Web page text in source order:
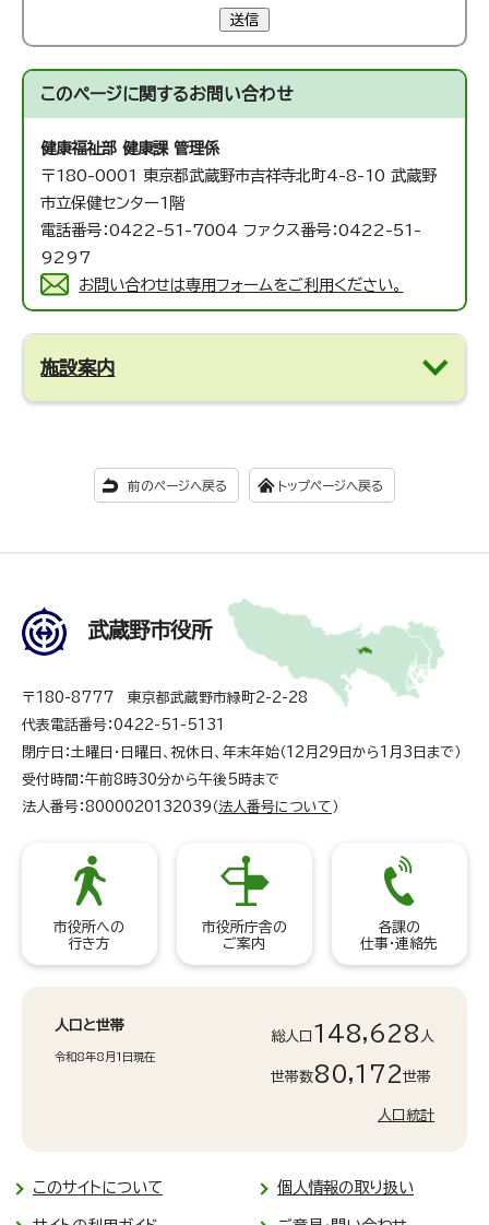
送信
このページに関するお問い合わせ
健康福祉部 健康課 管理係
〒180-0001 東京都武蔵野市吉祥寺北町4-8-10 武蔵野
市立保健センター1階
電話番号：0422-51-7004 ファクス番号：0422-51-
9297
お問い合わせは専用フォームをご利用ください。
施設案内
前のページへ戻る トップページへ戻る
武蔵野市役所
〒180-8777 東京都武蔵野市緑町2-2-28
代表電話番号：0422-51-5131
閉庁日：土曜日・日曜日、祝休日、年末年始（12月29日から1月3日まで）
受付時間：午前8時30分から午後5時まで
法人番号：8000020132039（ 法人番号について ）
市役所への
行き方
市役所庁舎の
ご案内
各課の
仕事・連絡先
人口と世帯
令和8年8月1日現在
総人口 148,628 人
世帯数80,172世帯
人口統計
このサイトについて 個人情報の取り扱い